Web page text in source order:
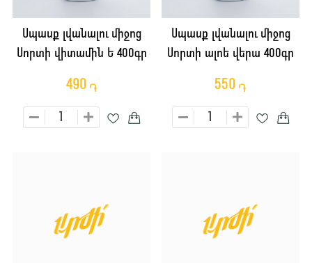
Սպասք լվանալու միջոց
Սորտի վիտամին Ե 400գր
490 ֏
Սպասք լվանալու միջոց
Սորտի ալոե վերա 400գր
550 ֏